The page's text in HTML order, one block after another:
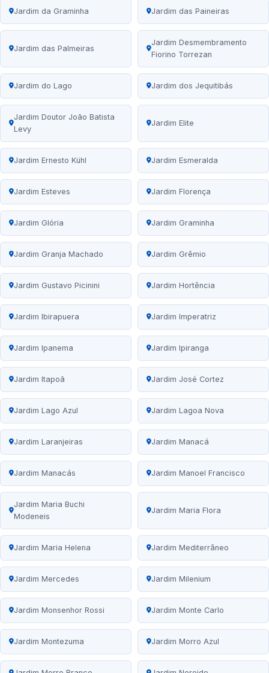
Jardim da Graminha Jardim das Paineiras
Jardim das Palmeiras
Jardim Desmembramento
Fiorino Torrezan
Jardim do Lago Jardim dos Jequitibás
Jardim Doutor João Batista
Levy
Jardim Elite
Jardim Ernesto Kühl Jardim Esmeralda
Jardim Esteves Jardim Florença
Jardim Glória Jardim Graminha
Jardim Granja Machado Jardim Grêmio
Jardim Gustavo Picinini Jardim Hortência
Jardim Ibirapuera Jardim Imperatriz
Jardim Ipanema Jardim Ipiranga
Jardim Itapoã Jardim José Cortez
Jardim Lago Azul Jardim Lagoa Nova
Jardim Laranjeiras Jardim Manacá
Jardim Manacás Jardim Manoel Francisco
Jardim Maria Buchi
Modeneis
Jardim Maria Flora
Jardim Maria Helena Jardim Mediterrâneo
Jardim Mercedes Jardim Milenium
Jardim Monsenhor Rossi Jardim Monte Carlo
Jardim Montezuma Jardim Morro Azul